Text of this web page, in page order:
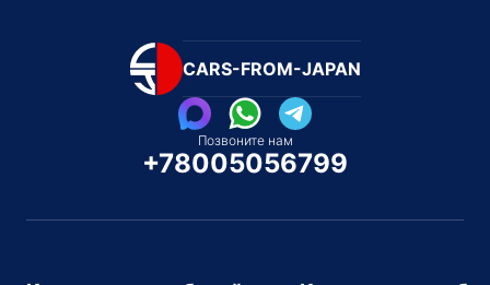
CARS-FROM-JAPAN
Позвоните нам
+78005056799